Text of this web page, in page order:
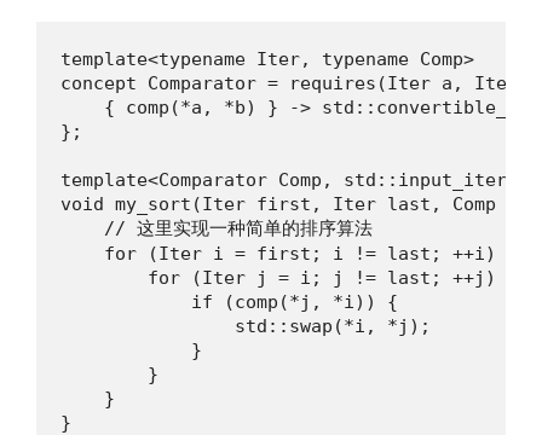
template<typename Iter, typename Comp>
concept Comparator = requires(Iter a, Iter b,
{ comp(*a, *b) } -> std::convertible_to
};
template<Comparator Comp,
void my_sort(Iter first, Iter last, Comp
    // 这里实现一种简单的排序算法
    for (Iter i = first; i != last; ++i) {
        for (Iter j = i; j != last; ++j) {
            if (comp(*j, *i)) {
                std::swap(*i, *j);
            }
        }
    }
}